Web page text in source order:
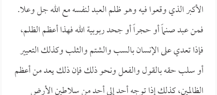
الأكبر الذي وقعوا فيه وهو ظلم العبد لنفسه مع الله جل وعلا.
فمن عبد صنماً أو حجراً أو جحد ربوبية الله فهذا أعظم الظلم،
فإذا تعدي على الإنسان بالسب والشتم والثلب وكذلك التعيير
أو سلب حقه بالقول والفعل ونحو ذلك فإن ذلك يعد من أعظم